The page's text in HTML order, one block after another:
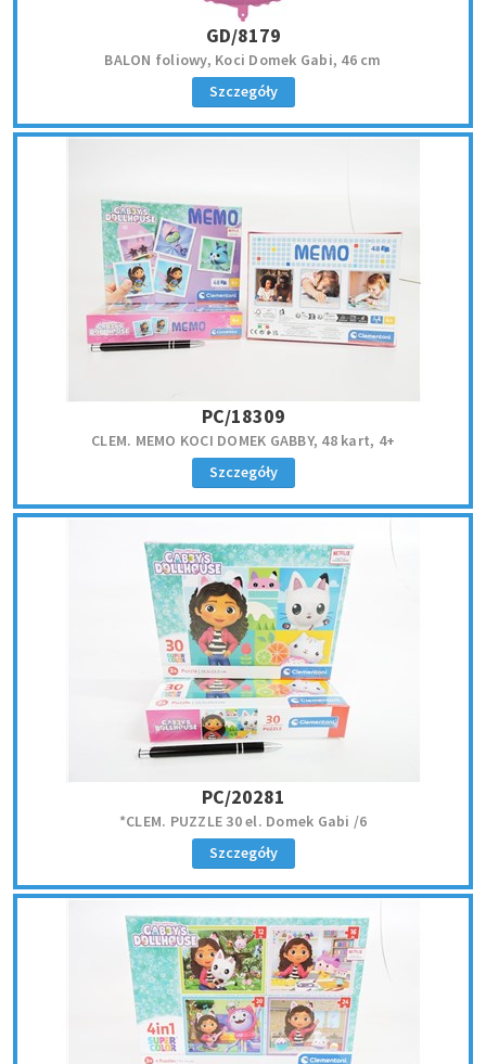
GD/8179
BALON foliowy, Koci Domek Gabi, 46 cm
Szczegóły
PC/18309
CLEM. MEMO KOCI DOMEK GABBY, 48 kart, 4+
Szczegóły
PC/20281
*CLEM. PUZZLE 30 el. Domek Gabi /6
Szczegóły